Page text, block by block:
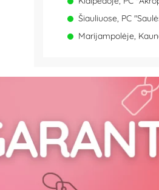
Šiauliuose, PC
Marijampolėje,